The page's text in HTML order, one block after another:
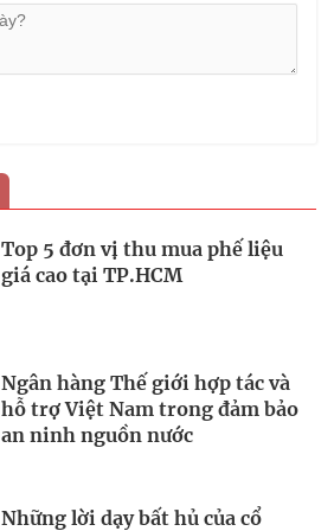
Top 5 đơn vị thu mua phế liệu
giá cao tại TP.HCM
Ngân hàng Thế giới hợp tác và
hỗ trợ Việt Nam trong đảm bảo
an ninh nguồn nước
Những lời dạy bất hủ của cổ